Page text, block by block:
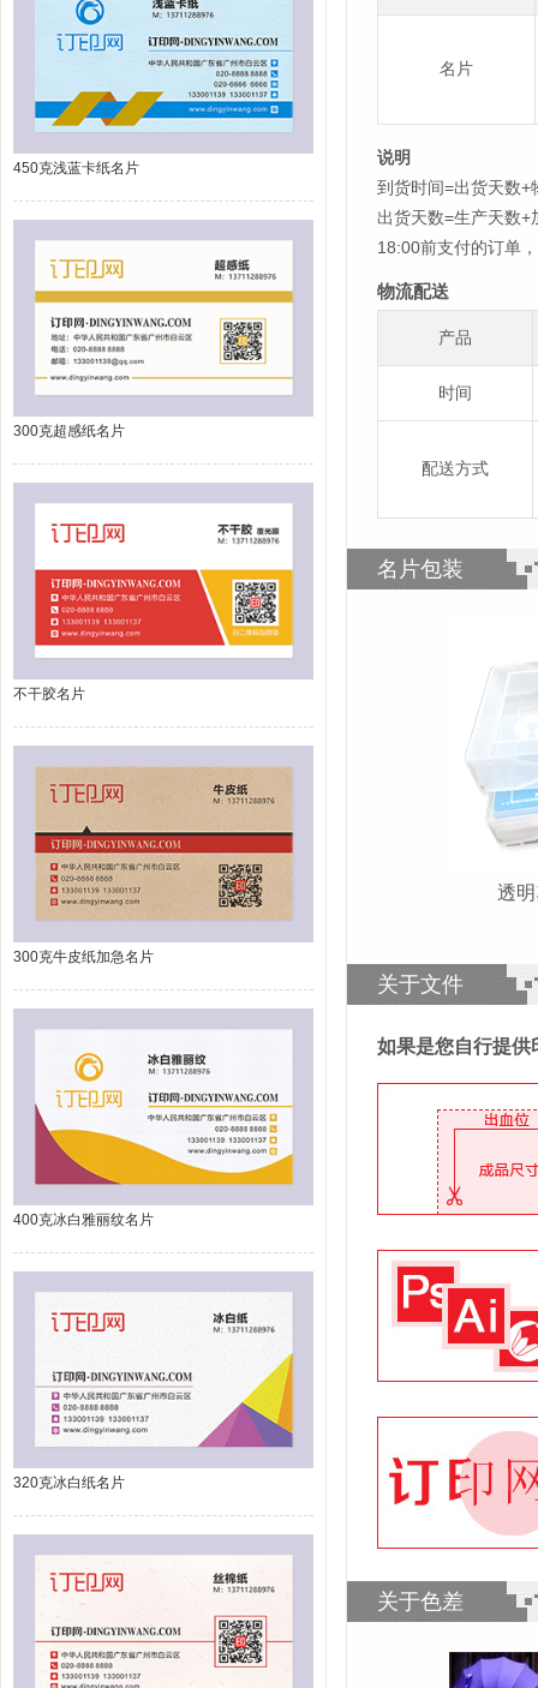
450克浅蓝卡纸名片
300克超感纸名片
不干胶名片
300克牛皮纸加急名片
400克冰白雅丽纹名片
320克冰白纸名片
名片
说明
到货时间=出货天数+
出货天数=生产天数
18:00前支付的订单
物流配送
产品
时间
配送方式
名片包装
关于文件
如果是您自行提供
关于色差